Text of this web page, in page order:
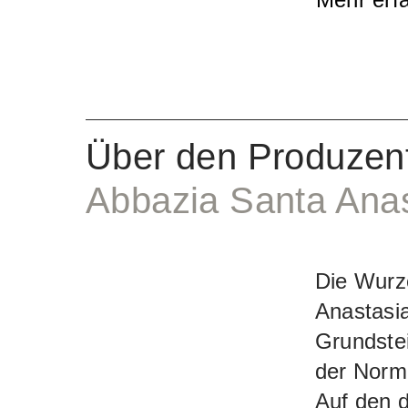
Zustand
etwas
der
Aromen.
Über den
Abbazia Santa
Die
der
Auf den